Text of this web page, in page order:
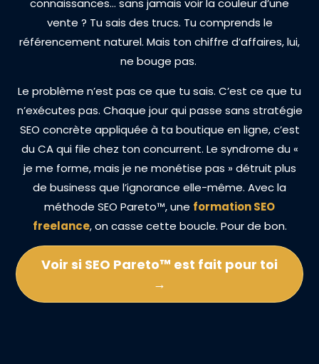
connaissances… sans jamais voir la couleur d’une
vente ? Tu sais des trucs. Tu comprends le
référencement naturel. Mais ton chiffre d’affaires, lui,
ne bouge pas.
Le problème n’est pas ce que tu sais. C’est ce que tu
n’exécutes pas. Chaque jour qui passe sans stratégie
SEO concrète appliquée à ta boutique en ligne, c’est
du CA qui file chez ton concurrent. Le syndrome du «
je me forme, mais je ne monétise pas » détruit plus
de business que l’ignorance elle-même. Avecla
méthode SEO Pareto™, une formation SEO
freelance, on casse cette boucle. Pour de bon.
Voir si SEO Pareto™ est fait pour toi
→